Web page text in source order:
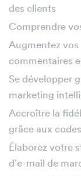
des clients
Comprendre
Augmentez vos
commentaires
Se développer
marketing
Accroître la
grâce aux
Élaborez votre
d'e-mail de